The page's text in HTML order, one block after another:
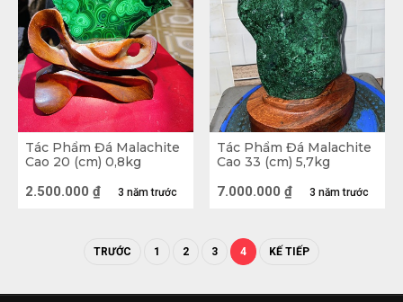
độc, giảm đau thể chất và hỗ trợ tốt cho hệ
Tác Phẩm Đá Malachite
Cao 20 (cm) 0,8kg
3 năm trước
2.500.000 ₫
Tác Phẩm Đá Malachite
Cao 33 (cm) 5,7kg
3 năm trước
7.000.000 ₫
TRƯỚC 1 2 3 4 KẾ TIẾP